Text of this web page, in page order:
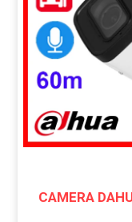
CAMERA